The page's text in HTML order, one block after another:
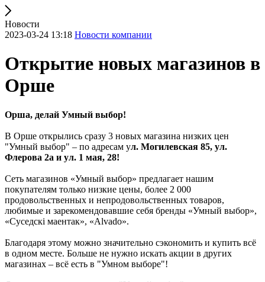
Новости
2023-03-24 13:18 Новости компании
Открытие новых магазинов в
Орше
Орша, делай Умный выбор!
В Орше открылись сразу 3 новых магазина низких цен
"Умный выбор" – по адресам ул. Могилевская 85, ул.
Флерова 2а и ул. 1 мая, 28!
Сеть магазинов «Умный выбор» предлагает нашим
покупателям только низкие цены, более 2 000
продовольственных и непродовольственных товаров,
любимые и зарекомендовавшие себя бренды «Умный выбор»,
«Суседскi маентак», «Alvado».
Благодаря этому можно значительно сэкономить и купить всё
в одном месте. Больше не нужно искать акции в других
магазинах – всё есть в "Умном выборе"!